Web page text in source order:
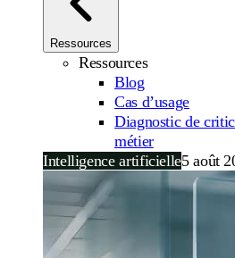
Ressources
Ressources
Blog
Cas d’usage
Diagnostic de
métier
Intelligence artificielle5 août